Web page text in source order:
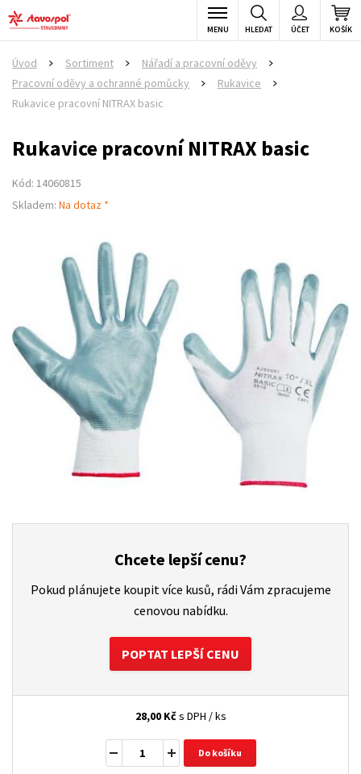
KOŠÍK
ÚČET
HLEDAT
MENU
Úvod Sortiment Nářadí a pracovní oděvy
Pracovní oděvy a ochranné pomůcky
Rukavice
Rukavice pracovní NITRAX basic
Rukavice pracovní NITRAX basic
Kód: 14060815
Skladem: Na dotaz *
Chcete lepší cenu?
Pokud plánujete koupit více kusů, rádi Vám zpracujeme
cenovou nabídku.
POPTAT LEPŠÍ CENU
28,00 Kčs DPH / ks
Do košíku